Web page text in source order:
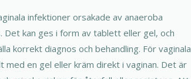
infektioner orsakade av anaeroba
kan ges i form av tablett eller gel, och
korrekt diagnos och behandling. För vaginala
en gel eller kräm direkt i vaginan. Det är